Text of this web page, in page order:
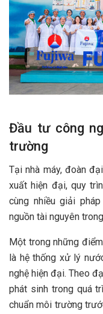
Đầu tư công
trường
Tại nhà máy, đoàn
xuất hiện đại, quy
cùng nhiều giải
nguồn tài nguyên
Một trong những
là hệ thống xử lý
nghệ hiện đại. Theo
phát sinh trong quá
chuẩn môi trường